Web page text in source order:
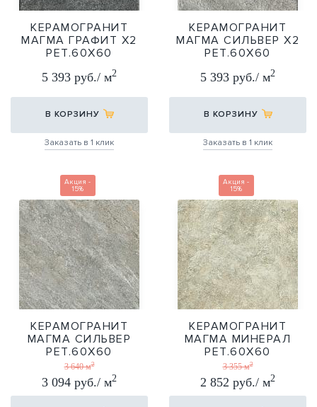
КЕРАМОГРАНИТ
МАГМА ГРАФИТ Х2
РЕТ.60Х60
5 393 руб./ м2
В КОРЗИНУ
Заказать в 1 клик
КЕРАМОГРАНИТ
МАГМА СИЛЬВЕР Х2
РЕТ.60Х60
5 393 руб./ м2
В КОРЗИНУ
Заказать в 1 клик
Акция -
15%
КЕРАМОГРАНИТ
МАГМА СИЛЬВЕР
РЕТ.60Х60
60Х60
3 640 м2
3 094 руб./ м2
Акция -
15%
КЕРАМОГРАНИТ
МАГМА МИНЕРАЛ
РЕТ.60Х60
60Х60
3 355 м2
2 852 руб./ м2